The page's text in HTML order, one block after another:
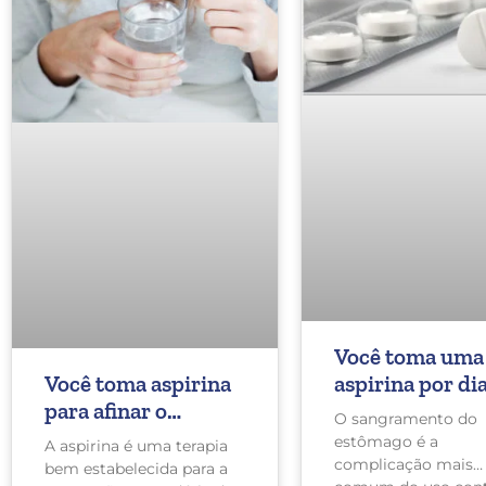
Você toma aspirina
para afinar o
sangue? Atenção!
A aspirina é uma terapia
bem estabelecida para a
Você toma uma
aspirina por
Recentes
recomendações
criticam essa
O sangramento do
estômago é a
complicação mais